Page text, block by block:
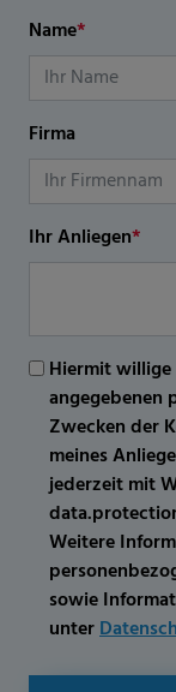
Name*
Firma
Ihr Anliegen*
Hiermit
angegebenen
Zwecken der
meines
jederzeit mit
Weitere
sowie
unter